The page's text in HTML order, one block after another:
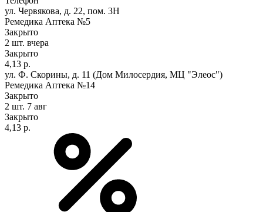
ул. Червякова, д. 22, пом. 3Н
Ремедика Аптека №5
Закрыто
2 шт. вчера
Закрыто
4,13 р.
ул. Ф. Скорины, д. 11 (Дом Милосердия, МЦ "Элеос")
Ремедика Аптека №14
Закрыто
2 шт. 7 авг
Закрыто
4,13 р.